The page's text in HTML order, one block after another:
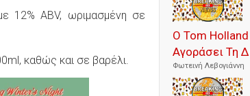
12% ABV, ωριμασμένη σε
καθώς και σε βαρέλι.
Ο Tom
Αγοράσει Τη
Φωτεινή Λεβογιάννη